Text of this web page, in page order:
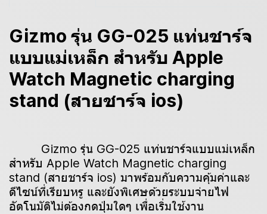
Gizmo รุ่น GG-025 แท่นชาร์จ
แบบแม่เหล็ก สำหรับ Apple
Watch Magnetic charging
stand (สายชาร์จ ios)
Gizmo รุ่น GG-025 แท่นชาร์จแบบแม่เหล็ก
สำหรับ Apple Watch Magnetic charging
stand (สายชาร์จ ios) มาพร้อมกับความคุ้มค่าและ
ดีไซน์ที่เรียบหรู และยังพิเศษด้วยระบบจ่ายไฟ
อัตโนมัติไม่ต้องกดปุ่มใดๆ เพื่อเริ่มใช้งาน